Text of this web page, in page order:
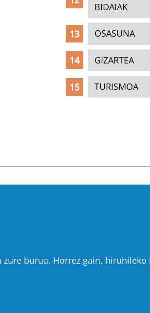
BIDAIAK
OSASUNA
GIZARTEA
TURISMOA
zure burua. Horrez gain,